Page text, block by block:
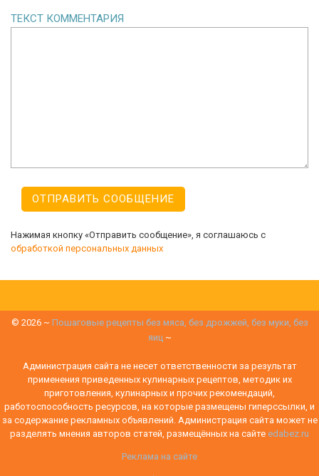
ТЕКСТ КОММЕНТАРИЯ
Нажимая кнопку «Отправить сообщение», я соглашаюсь с
обработкой персональных данных
© 2026~ Пошаговые рецепты без мяса, без дрожжей, без муки, без
яиц~
Администрация сайта не несет ответственности за результат
применения приведенных кулинарных рецептов, методик их
приготовления, кулинарных и прочих рекомендаций,
работоспособность ресурсов, на которые размещены гиперссылки, и
за содержание рекламных объявлений. Администрация сайта может не
разделять мнения авторов статей, размещённых на сайте edabez.ru
Реклама на сайте